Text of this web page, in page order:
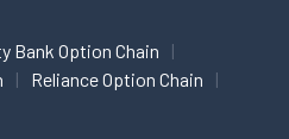
Bank Option Chain
Reliance Option Chain